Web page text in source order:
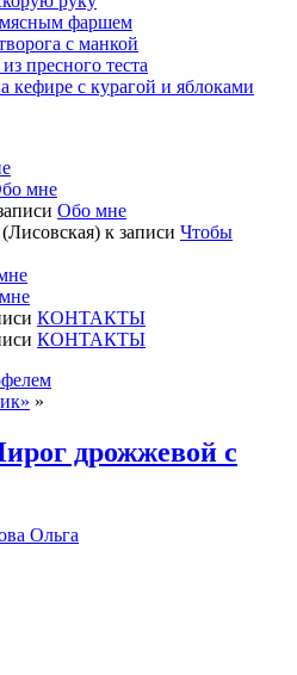
мясным фаршем
с манкой
пресного теста
с курагой и яблоками
мне
Обо мне
к записи Чтобы
КОНТАКТЫ
КОНТАКТЫ
»
дрожжевой с
Ольга